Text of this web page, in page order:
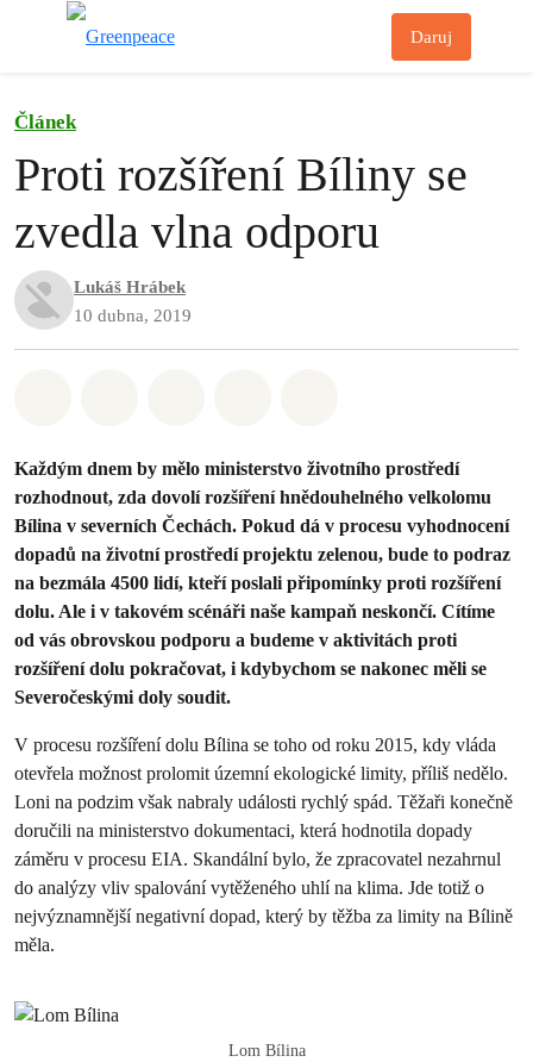
Daruj
Článek
Proti rozšíření Bíliny se
zvedla vlna odporu
Lukáš Hrábek
10 dubna, 2019
Každým dnem by mělo ministerstvo životního prostředí
rozhodnout, zda dovolí rozšíření hnědouhelného velkolomu
Bílina v severních Čechách. Pokud dá v procesu vyhodnocení
dopadů na životní prostředí projektu zelenou, bude to podraz
na bezmála 4500 lidí, kteří poslali připomínky proti rozšíření
dolu. Ale i v takovém scénáři naše kampaň neskončí. Cítíme
od vás obrovskou podporu a budeme v aktivitách proti
rozšíření dolu pokračovat, i kdybychom se nakonec měli se
Severočeskými doly soudit.
V procesu rozšíření dolu Bílina se toho od roku 2015, kdy vláda
otevřela možnost prolomit územní ekologické limity, příliš nedělo.
Loni na podzim však nabraly události rychlý spád. Těžaři konečně
doručili na ministerstvo dokumentaci, která hodnotila dopady
záměru v procesu EIA. Skandální bylo, že zpracovatel nezahrnul
do analýzy vliv spalování vytěženého uhlí na klima. Jde totiž o
nejvýznamnější negativní dopad, který by těžba za limity na Bílině
měla.
Lom Bílina